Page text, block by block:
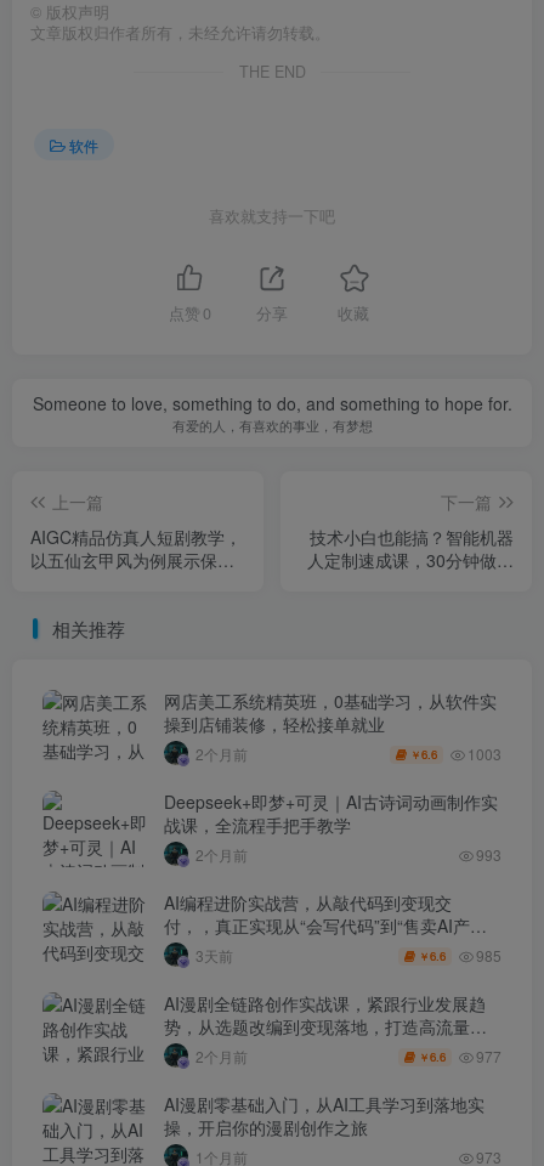
© 版权声明
文章版权归作者所有，未经允许请勿转载。
THE END
软件
喜欢就支持一下吧
点赞 0 分享 收藏
Someone to love, something to do, and something to hope for.
有爱的人，有喜欢的事业，有梦想
上一篇
AIGC精品仿真人短剧教学，
以五仙玄甲风为例展示保姆
下一篇
技术小白也能搞？智能机器
人定制速成课，30分钟做出
相关推荐
网店美工系统精英班，0基础学习，从软件实
操到店铺装修，轻松接单就业
2个月前 ￥6.6 1003
Deepseek+即梦+可灵｜AI古诗词动画制作实
战课，全流程手把手教学
2个月前 993
AI编程进阶实战营，从敲代码到变现交
付，，真正实现从“会写代码”到“售卖AI产品
盈利”的跨越
3天前 ￥6.6 985
AI漫剧全链路创作实战课，紧跟行业发展趋
势，从选题改编到变现落地，打造高流量优
质作品2个月前 ￥6.6 977
AI漫剧零基础入门，从AI工具学习到落地实
操，开启你的漫剧创作之旅
1个月前 973